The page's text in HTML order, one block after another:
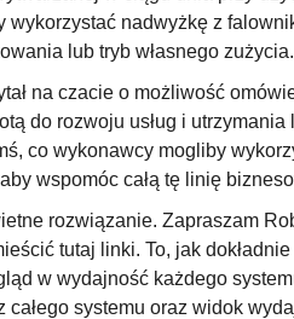
wykorzystać nadwyżkę z
lub tryb własnego zużycia.
na czacie o możliwość
do rozwoju usług i
co wykonawcy mogliby
wspomóc całą tę linię
rozwiązanie. Zapraszam
tutaj linki. To, jak
w wydajność każdego
systemu oraz widok